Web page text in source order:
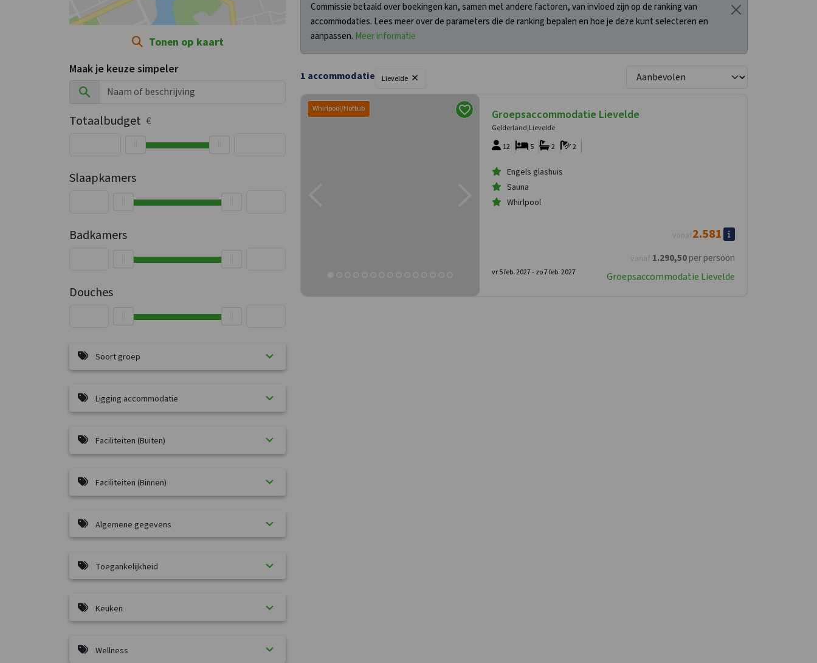
Tonen op kaart
Maak je keuze simpeler
Totaalbudget €
Douches
Badkamers
Slaapkamers
Ligging accommodatie
Faciliteiten (Buiten)
Faciliteiten (Binnen)
Soort groep
Algemene gegevens
Toegankelijkheid
Keuken
Wellness
Commissie betaald over boekingen kan, samen met andere factoren, van invloed zijn op de ranking van
accommodaties. Lees meer over de parameters die de ranking bepalen en hoe je deze kunt selecteren en
aanpassen. Meer informatie
1 accommodatie Lievelde ×
Whirlpool/Hottub Groepsaccommodatie Lievelde
Gelderland,Lievelde
12
2
2
5
Engels glashuis
Sauna
Whirlpool
vanaf 1.290,50per persoon
vanaf2.581
vr 5 feb. 2027 -zo 7 feb. 2027 Groepsaccommodatie Lievelde